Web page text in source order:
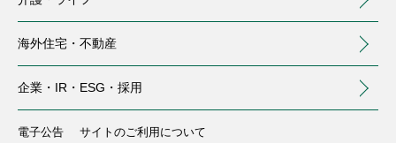
海外住宅・ 不動産
企業・IR・ ESG・採用
注文住宅
事業用建築
トップ
介護サービス
トップ
電子公告 サイトのご利用について